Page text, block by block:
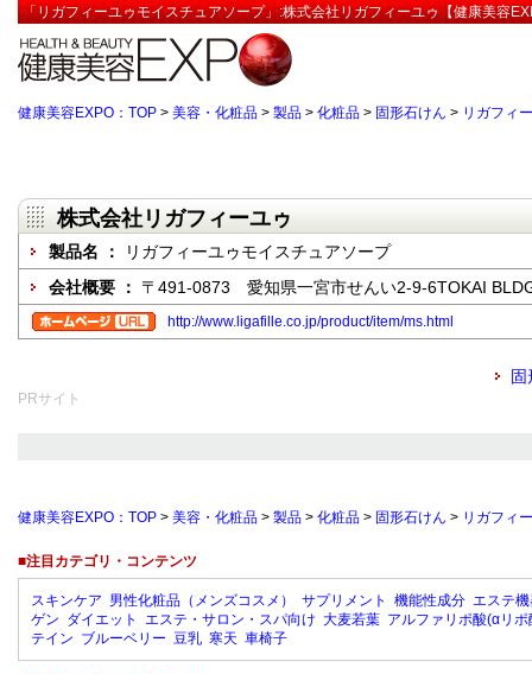
「リガフィーユゥモイスチュアソープ」:株式会社リガフィーユゥ【健康美容
健康美容EXPO：TOP > 美容・化粧品 > 製品 > 化粧品 > 固形石けん > リガフィ
株式会社リガフィーユゥ
製品名 ：
リガフィーユゥモイスチュアソープ
会社概要 ： 〒491-0873 愛知県一宮市せんい2-9-6TOKAI
http://www.ligafille.co.jp/product/item/ms.html
固
PRサイト
健康美容EXPO：TOP > 美容・化粧品 > 製品 > 化粧品 > 固形石けん > リガフィ
■注目カテゴリ・コンテンツ
スキンケア 男性化粧品（メンズコスメ） サプリメント 機能性成分 エステ
ゲン ダイエット エステ・サロン・スパ向け 大麦若葉 アルファリポ酸(αリポ
テイン ブルーベリー 豆乳 寒天 車椅子